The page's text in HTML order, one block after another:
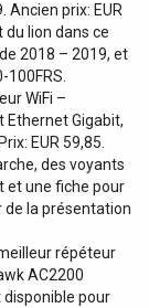
Ancien prix: EUR
du lion dans ce
2018 – 2019, et
100FRS.
WiFi –
Ethernet Gigabit,
EUR 59,85.
des voyants
et une fiche pour
de la présentation
répéteur
AC2200
disponible pour